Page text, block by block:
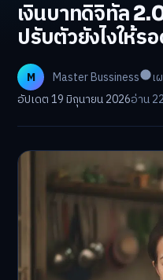
เงินบาทดิจิทัล
ปรับตัวยังไงให้ร
M Master Bussiness
เ
อัปเดต 19 มิถุนายน 2026อ่าน